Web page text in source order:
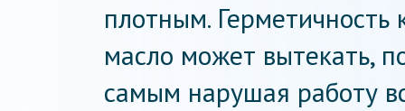
плотным. Герметичность
масло может вытекать,
самым нарушая работу